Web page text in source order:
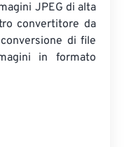
JPEG di alta
convertitore da
di file
in formato